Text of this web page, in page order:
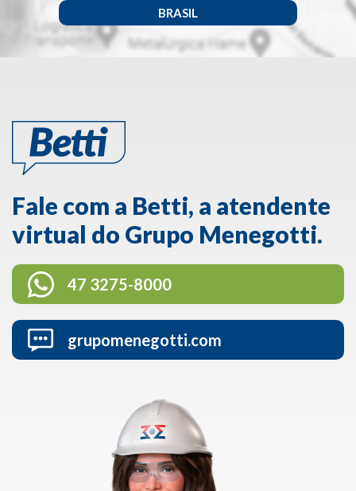
BRASIL
Fale com a Betti, a atendente
virtual do Grupo Menegotti.
47 3275-8000
grupomenegotti.com